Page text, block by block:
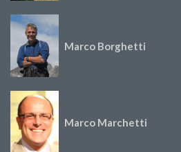
Marco Borghetti
Marco Marchetti